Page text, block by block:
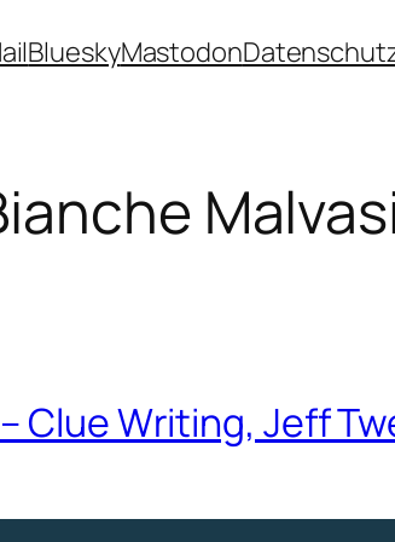
BlueskyMastodon
Clue Writing, Jeff